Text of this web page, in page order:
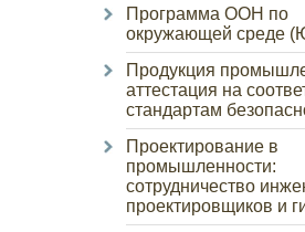
Программа ООН по
окружающей среде
Продукция
аттестация на
стандартам
Проектирование в
промышленности:
сотрудничество
проектировщиков и